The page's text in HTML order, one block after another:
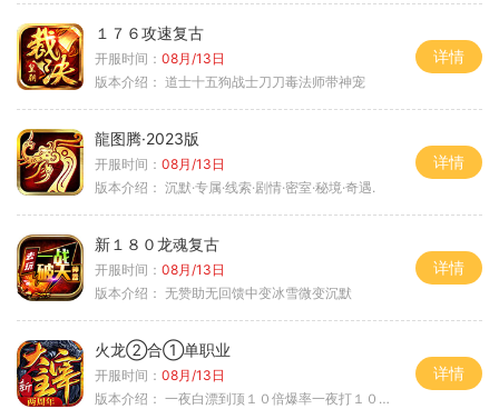
１７６攻速复古
开服时间： 08月/13日
版本介绍： 道士十五狗战士刀刀毒法师带神宠
详情
龍图腾·2023版
开服时间： 08月/13日
版本介绍： 沉默·专属·线索·剧情·密室·秘境·奇遇.
详情
新１８０龙魂复古
开服时间： 08月/13日
版本介绍： 无赞助无回馈中变冰雪微变沉默
详情
火龙②合①单职业
开服时间： 08月/13日
版本介绍： 一夜白漂到顶１０倍爆率一夜打１０００充
详情